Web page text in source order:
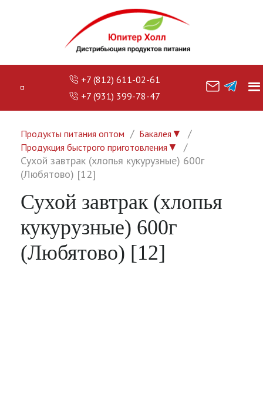
+7 (812) 611-02-61
+7 (931) 399-78-47
Продукты питания оптом Бакалея ▼
Продукция быстрого приготовления ▼
Сухой завтрак (хлопья кукурузные) 600г
(Любятово) [12]
Сухой завтрак (хлопья
кукурузные) 600г
(Любятово) [12]